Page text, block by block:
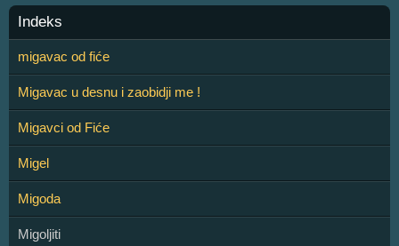
Indeks
migavac od fiće
Migavac u desnu i zaobidji me !
Migavci od Fiće
Migel
Migoda
Migoljiti